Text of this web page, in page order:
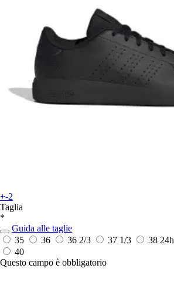
+-2
Taglia
*
Guida alle taglie
35
36 36 2/3 37 1/3 38 24h
40
Questo campo è obbligatorio